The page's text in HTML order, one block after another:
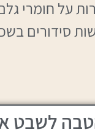
על חומרי
סידורים
לשבט